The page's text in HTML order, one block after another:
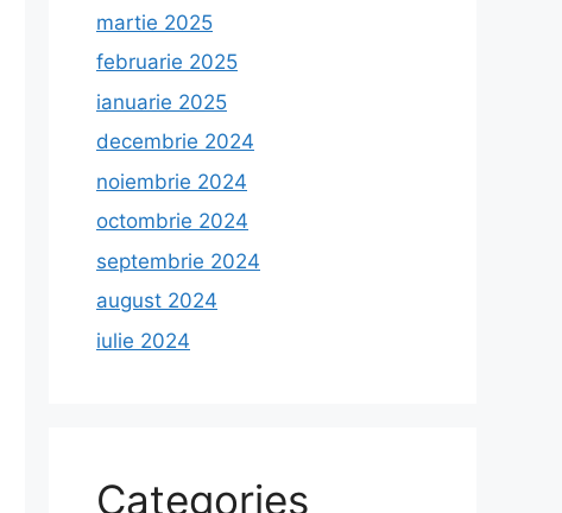
martie 2025
februarie 2025
ianuarie 2025
decembrie 2024
noiembrie 2024
octombrie 2024
septembrie 2024
august 2024
iulie 2024
Categories